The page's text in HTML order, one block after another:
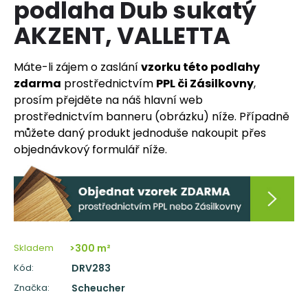
podlaha Dub sukatý
AKZENT, VALLETTA
Máte-li zájem o zaslánívzorku této podlahy
zdarma prostřednictvím PPL či Zásilkovny,
prosím přejděte na náš hlavní web
prostřednictvím banneru (obrázku) níže. Případně
můžete daný produkt jednoduše nakoupit přes
objednávkový formulář níže.
Skladem >300 m²
Kód: DRV283
Značka: Scheucher
a
j
t
?
D
p
o
r
u